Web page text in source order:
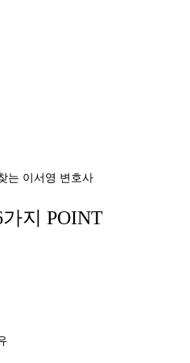
는 이서영 변호사
지 POINT